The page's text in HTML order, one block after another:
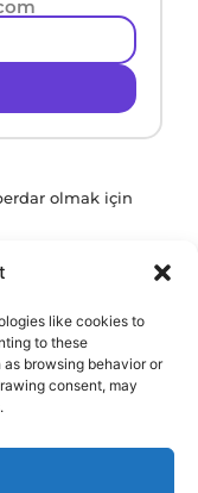
like cookies to
to these
browsing behavior or
consent, may
olmak için